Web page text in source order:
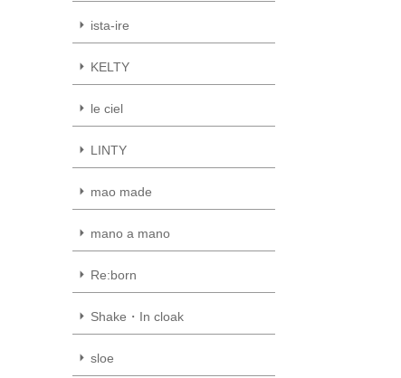
ista-ire
KELTY
le ciel
LINTY
mao made
mano a mano
Re:born
Shake・In cloak
sloe